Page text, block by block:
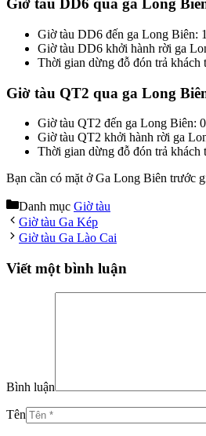
Giờ tàu DD6 qua ga Long
Giờ tàu DD6 đến ga Long Biên:
Giờ tàu DD6 khởi hành rời ga
Thời gian dừng đỗ đón trả
Giờ tàu QT2 qua ga Long
Giờ tàu QT2 đến ga Long Biên:
Giờ tàu QT2 khởi hành rời ga
Thời gian dừng đỗ đón trả khách
Bạn cần có mặt ở Ga Long Biên trước
Danh mục Giờ tàu
Giờ tàu Ga Kép
Giờ tàu Ga Lào Cai
Viết một bình luận
Bình luận
Tên